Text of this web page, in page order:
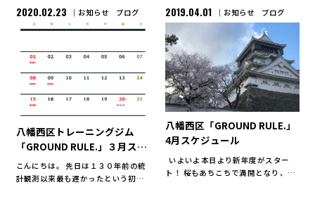
にしか見れない、この景 […]
4月から東京の大学に進学する事とな
ったゴ […]
2020.02.23 お知らせ ブログ
八幡西区トレーニングジム
「GROUND RULE.」３月スケ
ジュール
こんにちは。 先日は１３０年前の統
計観測以来最も遅かったという初
2019.04.01 お知らせ ブログ
八幡西区「GROUND RULE.」
4月スケジュール
いよいよ本日より新年度がスター
ト！ 桜もあちこちで満開となり、春